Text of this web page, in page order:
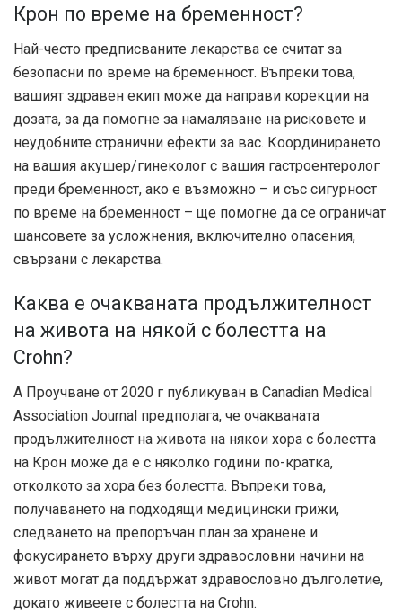
Крон по време на бременност?
Най-често предписваните лекарства се считат за
безопасни по време на бременност. Въпреки това,
вашият здравен екип може да направи корекции на
дозата, за да помогне за намаляване на рисковете и
неудобните странични ефекти за вас. Координирането
на вашия акушер/гинеколог с вашия гастроентеролог
преди бременност, ако е възможно – и със сигурност
по време на бременност – ще помогне да се ограничат
шансовете за усложнения, включително опасения,
свързани с лекарства.
Каква е очакваната продължителност
на живота на някой с болестта на
Crohn?
А Проучване от 2020 г публикуван в Canadian Medical
Association Journal предполага, че очакваната
продължителност на живота на някои хора с болестта
на Крон може да е с няколко години по-кратка,
отколкото за хора без болестта. Въпреки това,
получаването на подходящи медицински грижи,
следването на препоръчан план за хранене и
фокусирането върху други здравословни начини на
живот могат да поддържат здравословно дълголетие,
докато живеете с болестта на Crohn.